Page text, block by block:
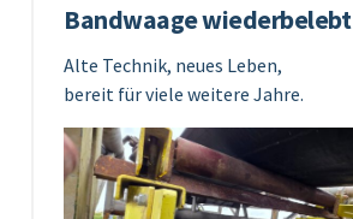
Bandwaage wiederbelebt
Alte Technik, neues Leben,
bereit für viele weitere Jahre.